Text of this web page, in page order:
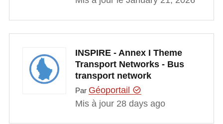
INSPIRE - Annex I Theme
Transport Networks - Bus
transport network
Par Géoportail
Mis à jour 28 days ago